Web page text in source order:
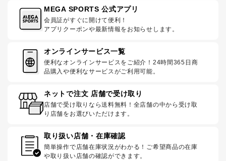
MEGA SPORTS 公式アプリ
会員証がすぐに開けて便利！
アプリクーポンや最新情報をお知らせします。
オンラインサービス一覧
便利なオンラインサービスをご紹介！24時間365日商
品購入や便利なサービスがご利用可能。
ネットで注文 店舗で受け取り
店舗で受け取りなら送料無料！全店舗の中から受け取
り店舗をお選びいただけます。
取り扱い店舗・在庫確認
簡単操作で店舗在庫状況がわかる！ご希望商品の在庫
や取り扱い店舗の確認ができます。